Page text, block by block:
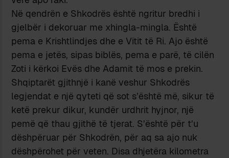
Në qendrën e Shkodrës është ngritur bredhi i
gjelbër i dekoruar me xhingla-mingla. Është
pema e Krishtlindjes dhe e Vitit të Ri. Ajo është
pema e jetës, sipas biblës, pema e parë, të cilën
Zoti i kërkoi Evës dhe Adamit të mos e prekin.
Shqiptarët gjithnjë i kanë veshur Shkodrës
legjendat e një qyteti që sot s’është më, sikur të
ketë prekur dikur, kundër urdhrit hyjnor, një
pemë që thau gjithë të tjerat. S’është për t’u
dëshpëruar për Shkodrën, për aq sa ajo nuk
dëshpërohet për veten. Disa dhjetëra kilometra